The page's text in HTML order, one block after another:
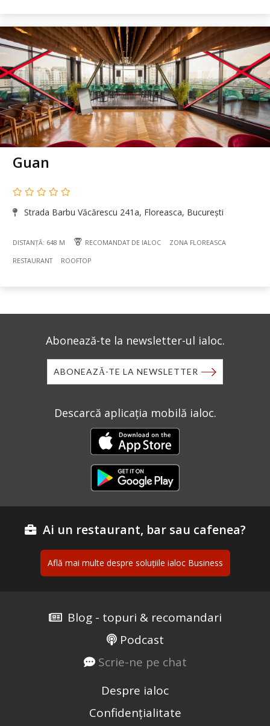
Guan
Strada Barbu Văcărescu 241a, Floreasca, București
DISTANȚĂ: 648 M RECOMANDAT DE IALOC ZONA FLOREASCA
RESTAURANT ROOFTOP
Abonează-te la newsletter-ul ialoc.
ABONEAZĂ-TE LA NEWSLETTER
Descarcă aplicația mobilă ialoc.
Ai un restaurant, bar sau cafenea?
Află mai multe despre soluțiile ialoc Business
Blog - topuri & recomandari
Podcast
Scrie-ne pe chat
Despre ialoc
Confidențialitate